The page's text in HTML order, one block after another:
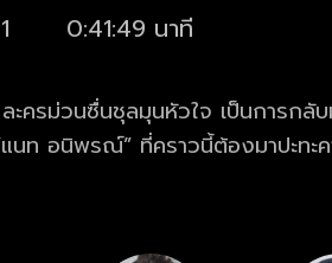
0:41:49 นาที
ละครม่วนซื่นชุลมุนหัวใจ เป็นการก
แนท อนิพรณ์” ที่คราวนี้ต้องมาปะทะ
ข้าไปในโรงงานของคุณตาหวังประ